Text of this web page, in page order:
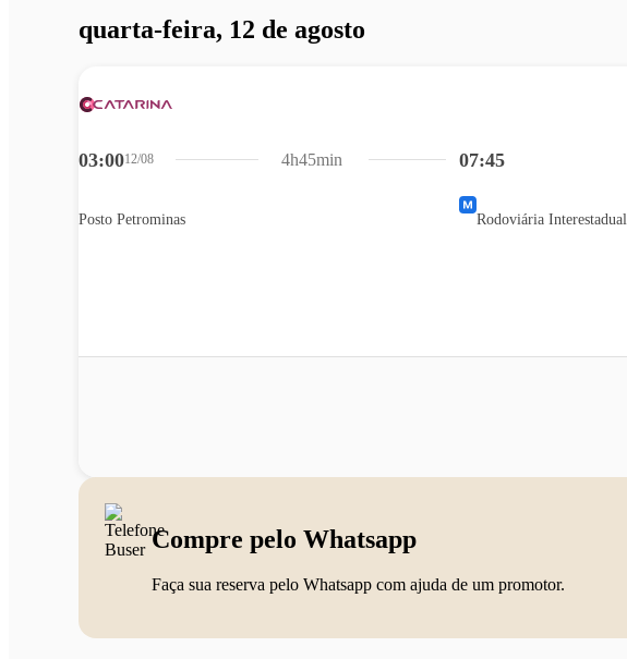
quarta-feira, 12 de agosto
03:0012/08
Posto Petrominas
07:45
Rodoviária Interestadual
4h45min
Compre pelo Whatsapp
Faça sua reserva pelo Whatsapp com ajuda de um promotor.